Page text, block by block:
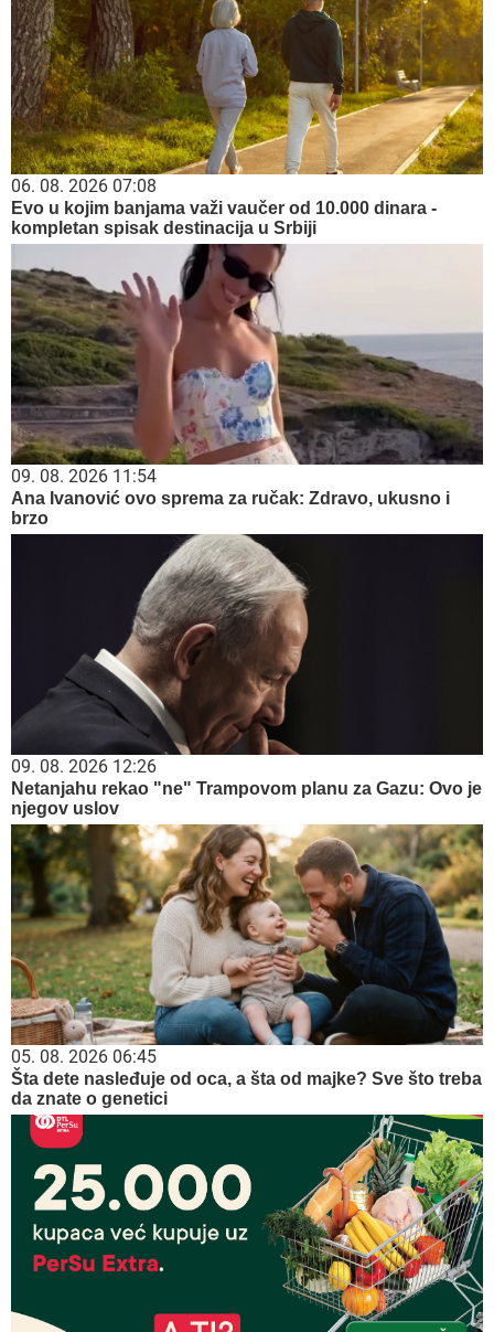
06. 08. 2026 07:08
Evo u kojim banjama važi vaučer od 10.000 dinara -
kompletan spisak destinacija u Srbiji
09. 08. 2026 11:54
Ana Ivanović ovo sprema za ručak: Zdravo, ukusno i
brzo
09. 08. 2026 12:26
Netanjahu rekao "ne" Trampovom planu za Gazu: Ovo je
njegov uslov
05. 08. 2026 06:45
Šta dete nasleđuje od oca, a šta od majke? Sve što treba
da znate o genetici